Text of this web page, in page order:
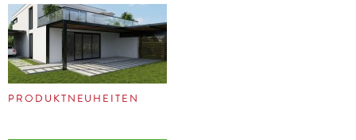
PRODUKTNEUHEITEN